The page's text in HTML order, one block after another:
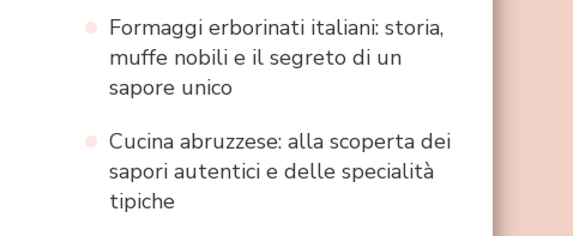
Formaggi erborinati italiani: storia,
muffe nobili e il segreto di un
sapore unico
Cucina abruzzese: alla scoperta dei
sapori autentici e delle specialità
tipiche